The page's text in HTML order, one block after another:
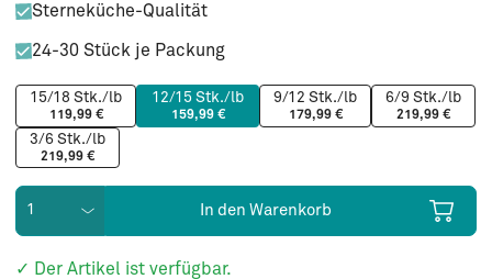
Sterneküche-Qualität
24-30 Stück je Packung
15/18 Stk./lb
119,99 €
12/15 Stk./lb
159,99 €
9/12 Stk./lb
179,99 €
6/9 Stk./lb
219,99 €
3/6 Stk./lb
219,99 €(Diese Option ist zurzeit nicht verfügbar.)
In den Warenkorb
✓ Der Artikel ist verfügbar.